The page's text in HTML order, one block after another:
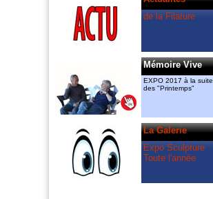
“Printemps“, mais également celui des
“Rendez vous aux jardins“ du Mas de
Bruguerolle.
de la Filature
Mémoire Vive
EXPO 2017 à la suite
des "Printemps"
La Galerie
Expo Sculpture
Toute l'année